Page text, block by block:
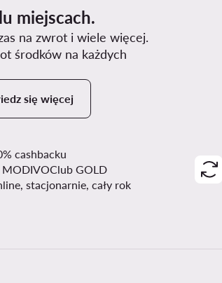
miejscach.
na zwrot i wiele więcej.
środków na każdych
się więcej
cashbacku
GOLD
stacjonarnie, cały rok